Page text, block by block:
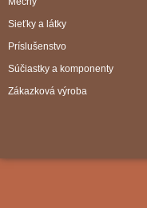
Sieťky a látky
Príslušenstvo
Súčiastky a komponenty
Zákazková výroba